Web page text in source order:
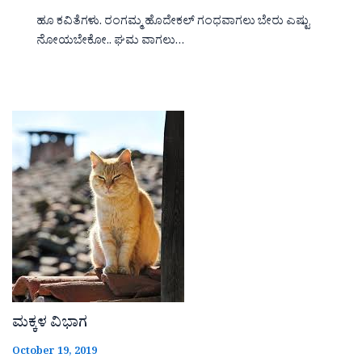
ಹೂ ಕವಿತೆಗಳು. ರಂಗಮ್ಮ ಹೊದೇಕಲ್ ಗಂಧವಾಗಲು ಬೇರು ಎಷ್ಟು
ನೋಯಬೇಕೋ.. ಘಮ ವಾಗಲು…
ಮಕ್ಕಳ ವಿಭಾಗ
October 19, 2019